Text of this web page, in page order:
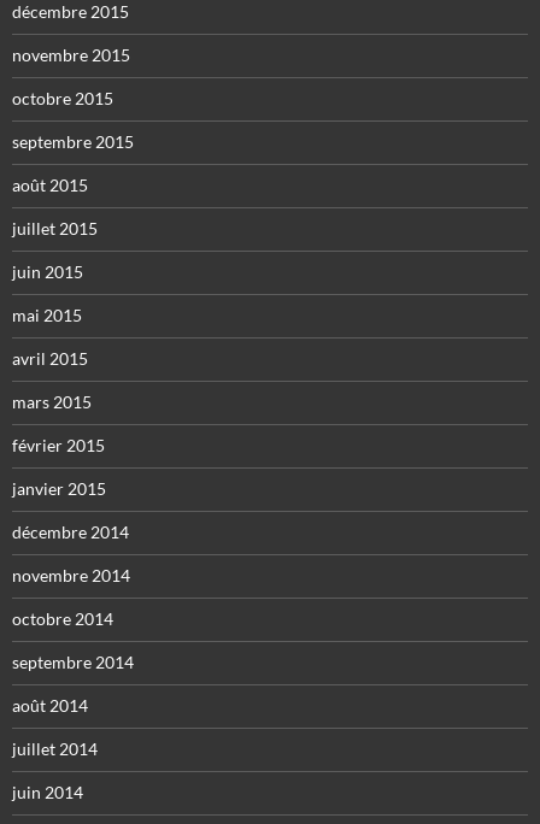
décembre 2015
novembre 2015
octobre 2015
septembre 2015
août 2015
juillet 2015
juin 2015
mai 2015
avril 2015
mars 2015
février 2015
janvier 2015
décembre 2014
novembre 2014
octobre 2014
septembre 2014
août 2014
juillet 2014
juin 2014